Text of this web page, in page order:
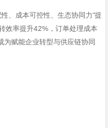
、成本可控性、生态协同力”提
效率提升42%，订单处理成本
为赋能企业转型与供应链协同